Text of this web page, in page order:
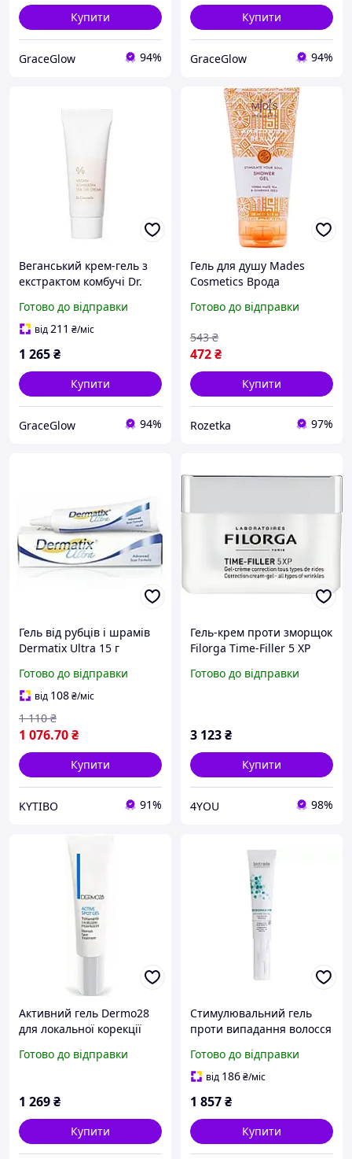
Купити
GraceGlow 94%
Купити
GraceGlow 94%
Веганський крем-гель з
екстрактом комбучі Dr.
Tea Gel Cream
Готово до відправки
від211 ₴/міс
1 265₴
Купити
GraceGlow 94%
Гель для душу Mades
Cosmetics Врода
духу 150 мл
Готово до відправки
472₴
543 ₴
Купити
Rozetka 97%
Гель від рубців і шрамів
Dermatix Ultra 15 г
відновлення шкіри
Готово до відправки
від 108₴/міс
1 076.70₴
1 110 ₴
Купити
KYTIBO 91%
Гель-крем проти зморщок
Filorga Time-Filler 5 XP
(1066076-2)
Готово до відправки
3 123₴
Купити
4YOU 98%
Активний гель Dermo28
для локальної корекції
Готово до відправки
1 269₴
Купити
Стимулювальний гель
проти випадання волосся
Hair Loss Gel, 26 ml
Готово до відправки
від 186₴/міс
1 857₴
Купити